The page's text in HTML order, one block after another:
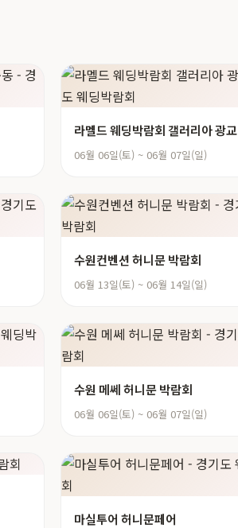
라멜드 웨딩박람회 갤러리아 광교
06월 06일(토) ~ 06월 07일(일)
수원컨벤션 허니문 박람회
06월 13일(토) ~ 06월 14일(일)
수원 메쎄 허니문 박람회
06월 06일(토) ~ 06월 07일(일)
마실투어 허니문페어